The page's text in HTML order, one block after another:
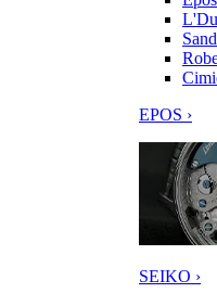
EPOS ›
SEIKO ›